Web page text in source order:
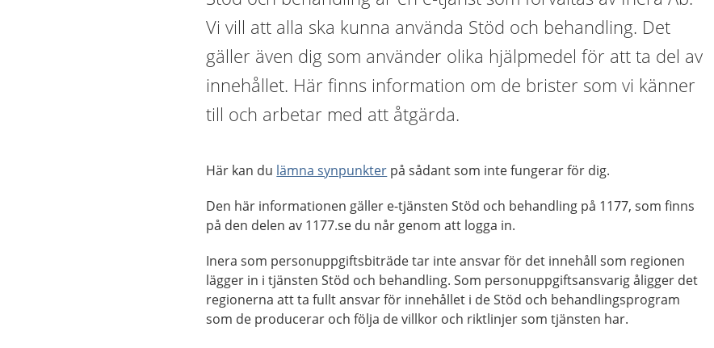
Vi vill att alla ska kunna använda Stöd och behandling. Det
gäller även dig som använder olika hjälpmedel för att ta del av
innehållet. Här finns information om de brister som vi känner
till och arbetar med att åtgärda.
Här kan du lämna synpunkter på sådant som inte fungerar för dig.
Den här informationen gäller e-tjänsten Stöd och behandling på 1177, som finns
på den delen av 1177.se du når genom att logga in.
Inera som personuppgiftsbiträde tar inte ansvar för det innehåll som regionen
lägger in i tjänsten Stöd och behandling. Som personuppgiftsansvarig åligger det
regionerna att ta fullt ansvar för innehållet i de Stöd och behandlingsprogram
som de producerar och följa de villkor och riktlinjer som tjänsten har.